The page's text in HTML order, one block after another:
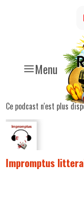
Menu
Ce podcast n'est plus
Impromptus